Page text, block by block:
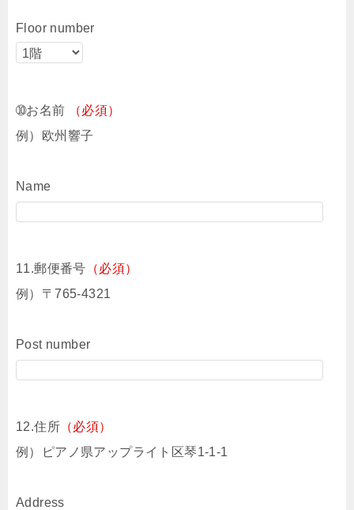
Floor number
➉お名前
（必須）
例）欧州響子
Name
11.郵便番号 （必須）
例）〒765-4321
Post number
12.住所 （必須）
例）ピアノ県アップライト区琴1-1-1
Address